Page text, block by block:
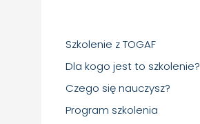
Szkolenie z TOGAF
Dla kogo jest to szkolenie?
Czego się nauczysz?
Program szkolenia